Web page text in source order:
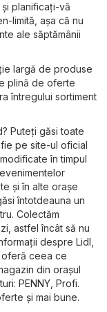
planificați-vă
limită, așa că nu
ale săptămânii
largă de produse
plină de oferte
întregului sortiment
Puteți găsi toate
pe site-ul oficial
în timpul
și în alte orașe
întotdeauna un
Colectăm
astfel încât să nu
despre Lidl,
oferă ceea ce
din orașul
: PENNY Profi.
și mai bune.